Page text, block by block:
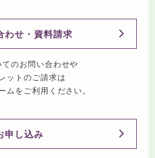
わせ・資料請求
てのお問い合わせや
ットのご請求は
ムをご利用ください。
申し込み